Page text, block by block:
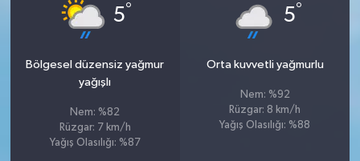
5°
Bölgesel düzensiz yağmur
yağışlı
Nem: %82
Rüzgar: 7 km/h
Yağış Olasılığı: %87
5°
Orta kuvvetli yağmurlu
Nem: %92
Rüzgar: 8 km/h
Yağış Olasılığı: %88